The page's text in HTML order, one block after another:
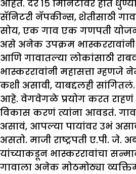
आहेत. दर १५ मिनिटांवर हात
सॅनिटरी नॅपकीन्स, शेतीसाठी
सोय, एक गाव एक गणपती
असे अनेक उपक्रम
आणि गावातल्या लोकांसाठी
भास्कररावांनी महासत्ता
कशी असावी, याबद्दलही
आहे. वेगवेगळे प्रयोग करत
विकास करणं त्यांना आवडतं.
असावं, आपल्या पायांवर उभं
असतो. माजी राष्ट्रपती ए.पी. जे.
यांच्याकडून भास्कररावांचा
गावाला अनेक मोठमोठ्या